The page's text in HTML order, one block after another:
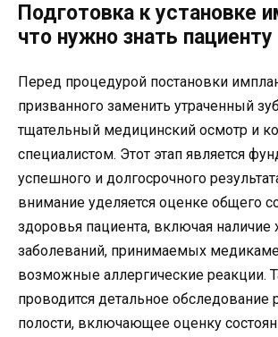
Подготовка к установке
что нужно знать пациенту
Перед процедурой постановки
призванного заменить утраченный
тщательный медицинский осмотр и
специалистом. Этот этап является
успешного и долгосрочного
внимание уделяется оценке общего
здоровья пациента, включая наличие
заболеваний, принимаемых
возможные аллергические реакции.
проводится детальное обследование
полости, включающее оценку